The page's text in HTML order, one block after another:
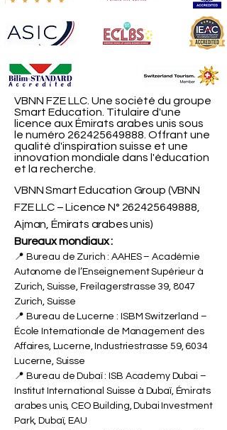
VBNN FZE LLC. Une société du groupe
Smart Education. Titulaire d'une
licence aux Émirats arabes unis sous
le numéro 262425649888. Offrant une
qualité d'inspiration suisse et une
innovation mondiale dans l'éducation
et la recherche.
VBNN Smart Education Group (VBNN
FZE LLC – Licence N° 262425649888,
Ajman, Émirats arabes unis)
Bureaux mondiaux :
📍 Bureau de Zurich : AAHES – Académie
Autonome de l’Enseignement Supérieur à
Zurich, Suisse, Freilagerstrasse 39, 8047
Zurich, Suisse
📍 Bureau de Lucerne : ISBM Switzerland –
École Internationale de Management des
Affaires, Lucerne, Industriestrasse 59, 6034
Lucerne, Suisse
📍 Bureau de Dubaï : ISB Academy Dubai –
Institut International Suisse à Dubaï, Émirats
arabes unis, CEO Building, Dubai Investment
Park, Dubaï, EAU